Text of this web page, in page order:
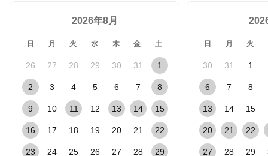
2026年8月
日 月 火 水 木 金 土
26 27 28 29 30 31 1
2 3 4 5 6 7 8
9 10 11 12 13 14 15
16 17 18 19 20 21 22
23 24 25 26 27 28 29
日 月 火
30 31 1
6 7 8
13 14 15
20 21 22
27 28 29